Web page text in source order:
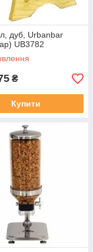
дуб, Urbanbar
UB3782
₴
Купити